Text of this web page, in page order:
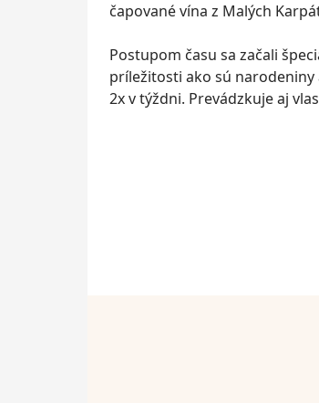
čapované vína z Malých
Postupom času sa začali
príležitosti ako sú
2x v týždni. Prevádzkuje aj